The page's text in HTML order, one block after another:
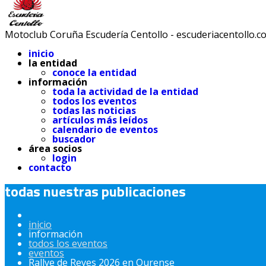
Motoclub Coruña Escudería Centollo -
inicio
la entidad
conoce la entidad
información
toda la actividad de la entidad
todos los eventos
todas las noticias
artículos más leídos
calendario de eventos
buscador
área socios
login
contacto
todas nuestras publicaciones
inicio
información
todos los eventos
eventos
Rallye de Reyes 2026 en Ourense